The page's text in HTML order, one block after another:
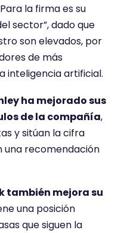
la firma es su
sector”, dado que
son elevados, por
de más
inteligencia artificial.
ha mejorado sus
de la compañía,
y sitúan la cifra
una recomendación
también mejora su
una posición
que siguen la